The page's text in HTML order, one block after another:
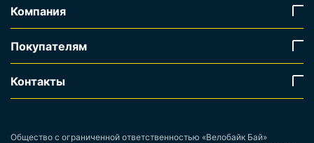
Компания
Покупателям
Контакты
Общество с ограниченной ответственностью «Велобайк Бай»